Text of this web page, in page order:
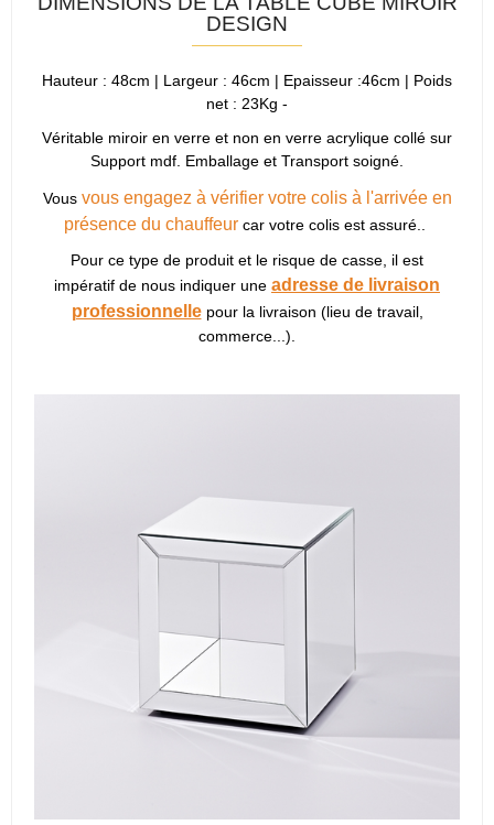
DESIGN
Hauteur : 48cm | Largeur : 46cm | Epaisseur :46cm | Poids
net : 23Kg -
Véritable miroir en verre et non en verre acrylique collé sur
Support mdf. Emballage et Transport soigné.
Vous vous engagez à vérifier votre colis à l'arrivée en
présence du chauffeur car votre colis est assuré..
Pour ce type de produit et le risque de casse, il est
impératif de nous indiquer une adresse de livraison
professionnelle pour la livraison (lieu de travail,
commerce...).